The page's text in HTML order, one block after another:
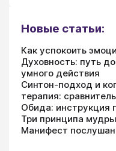
Новые статьи:
Как успокоить
Духовность: путь
умного действия
Синтон-подход и
терапия:
Обида: инструкция
Три принципа
Манифест